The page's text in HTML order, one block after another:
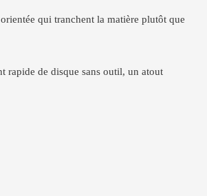
qui tranchent la matière plutôt que
rapide de disque sans outil, un atout